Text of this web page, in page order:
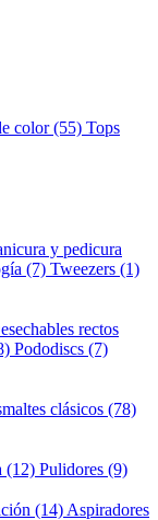
color (55) Tops
y pedicura
(7) Tweezers (1)
rectos
Pododiscs (7)
clásicos (78)
(12) Pulidores (9)
(14) Aspiradores